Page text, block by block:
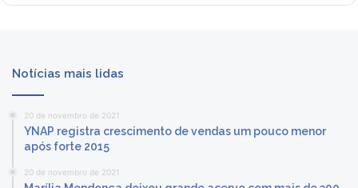
Notícias mais lidas
20 de novembro de 2021
YNAP registra crescimento de vendas um pouco menor
após forte 2015
20 de novembro de 2021